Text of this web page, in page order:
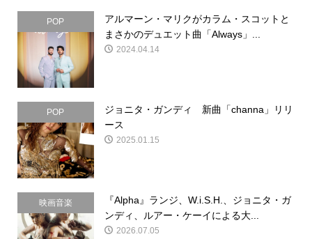
POP
アルマーン・マリクがカラム・スコットと
まさかのデュエット曲「Always」...
2024.04.14
POP
ジョニタ・ガンディ 新曲「channa」リリ
ース
2025.01.15
映画音楽
『Alpha』ランジ、W.i.S.H.、ジョニタ・ガ
ンディ、ルアー・ケーイによる大...
2026.07.05